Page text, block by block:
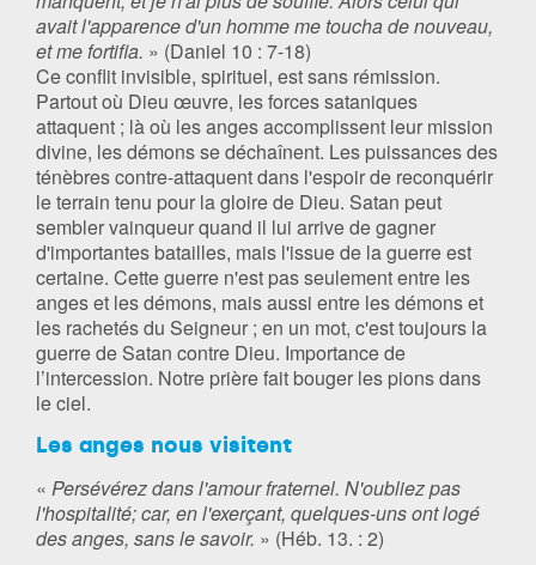
avait l'apparence d'un homme me toucha de nouveau,
et me fortifia. » (Daniel 10 : 7-18)
Ce conflit invisible, spirituel, est sans rémission.
Partout où Dieu œuvre, les forces sataniques
attaquent ; là où les anges accomplissent leur mission
divine, les démons se déchaînent. Les puissances des
ténèbres contre-attaquent dans l'espoir de reconquérir
le terrain tenu pour la gloire de Dieu. Satan peut
sembler vainqueur quand il lui arrive de gagner
d'importantes batailles, mais l'issue de la guerre est
certaine. Cette guerre n'est pas seulement entre les
anges et les démons, mais aussi entre les démons et
les rachetés du Seigneur ; en un mot, c'est toujours la
guerre de Satan contre Dieu. Importance de
l’intercession. Notre prière fait bouger les pions dans
le ciel.
Les anges nous visitent
« Persévérez dans l'amour fraternel. N'oubliez pas
l'hospitalité; car, en l'exerçant, quelques-uns ont logé
des anges, sans le savoir. » (Héb. 13. : 2)